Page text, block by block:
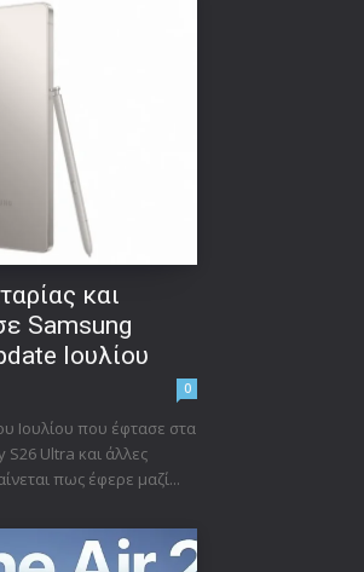
και
Samsung
Ιουλίου
0
Ιουλίου που έφτασε στα
Ultra και άλλες
πως έφερε μαζί...